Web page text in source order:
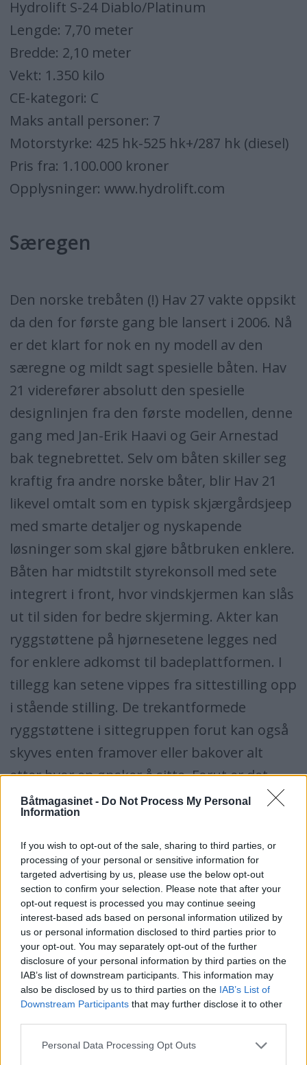
Båtmagasinet - Do Not Process My Personal
Information
If you wish to opt-out of the sale, sharing to third parties, or
processing of your personal or sensitive information for
targeted advertising by us, please use the below opt-out
section to confirm your selection. Please note that after your
opt-out request is processed you may continue seeing
interest-based ads based on personal information utilized by
us or personal information disclosed to third parties prior to
your opt-out. You may separately opt-out of the further
disclosure of your personal information by third parties on the
IAB’s list of downstream participants. This information may
also be disclosed by us to third parties on the IAB’s List of
Downstream Participants that may further disclose it to other
Personal Data Processing Opt Outs
Hydrolift S-24 Diablo/Platinum
Lengde: 7,70 meter
Bredde: 2,10 meter
Vekt: 1.350 kilo
CE-kategori: C
Maks antall personer: 7
Motorstyrke: 425 hk-525 hk+/287 hk (diesel)
Pris fra: 1.100.000 kroner
Opplysninger: www.hydrolift.com
Særegen
Den norske trebåten (!) Hav 27 vakte oppsikt
da den for første gang ble lansert i 2006. Nå
er det klart for nok en ny modell av den
særegne og mildt sagt spesielle båten. Hav
21 viderefører absolutt den spesielle
designlinjen fra den første modellen, denne
gang med Jan-Erik Haavi og Geir Arnestad
bak tegnebrettet. Selv om båten skiller seg
kraftig fra andre norske båter, blir Hav 21
likevel omtalt som en typisk skjærgårdsjeep
med smarte detaljer og nyskapende
løsninger som skal gjøre båtbruken enklere.
Båten har midtstilt styrekonsoll med sete
integrert i front, hvor vindskjermen kan slås
ut til siden for bedre skjerming. Akter kan
ryggstøttene på hjørnesetene legges ned
for enklere adkomst til badeplattformen. I
tillegg kan setene vippes fra sittestilling opp
i stående stilling. De trekantformede
ryggstøttene i sittegruppen forut kan også
skyves enten framover eller bakover alt
etter hvor en ønsker å sitte. Forut er det
også inndelte rom for oppbevaring under
gangdekket. En annen smart detalj er
lanternemasten som også fungerer som
vannskistang.
HAV 21
Lengde: 6,3 meter
Bredde: 2,35 meter
Vekt: 850 kilo
CE-kategori: C
Maks antall personer: 7
Motorstyrke: 115-175 hk